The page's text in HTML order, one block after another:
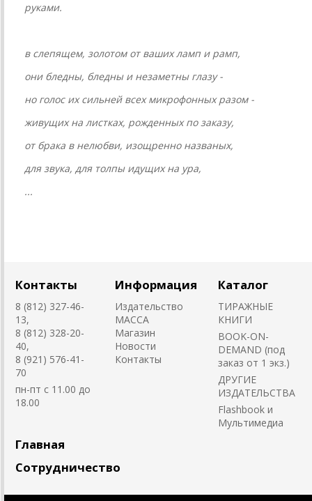
руками.
в слепящем, золотом от ваших ламп и рамп,
они бледны, бледны и незаметны глазу -
но голос их сильней всех микрофонных разом -
живущих на листках, рожденных по заказу,
от брака в нелюбви, изощренно названых,
для звука, для толпы идущих на ура,
...
Контакты
8 (812) 327-46-
13,
8 (812) 328-20-
40,
8 (921) 576-41-
70
пн-пт с 11.00 до
18.00
Информация
Издательство
MACCA
Магазин
Новости
Контакты
Каталог
ТИРАЖНЫЕ
КНИГИ
BOOK-ON-
DEMAND (под
заказ от 1 экз.)
ДРУГИЕ
ИЗДАТЕЛЬСТВА
Flashbook и
Мультимедиа
Главная
Сотрудничество